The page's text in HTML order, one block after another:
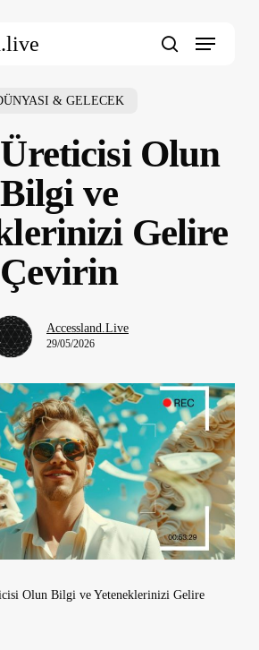
Menu
& GELECEK
Olun
Bilgi ve
Gelire
Çevirin
Accessland.Live
29/05/2026
Olun Bilgi ve Yeteneklerinizi Gelire